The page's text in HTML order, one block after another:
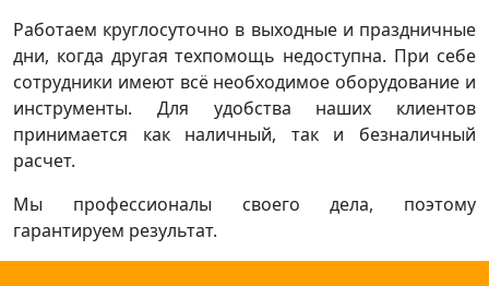
Работаем круглосуточно в выходные и праздничные
дни, когда другая техпомощь недоступна. При себе
сотрудники имеют всё необходимое оборудование и
инструменты. Для удобства наших клиентов
принимается как наличный, так и безналичный
расчет.
Мы профессионалы своего дела, поэтому
гарантируем результат.